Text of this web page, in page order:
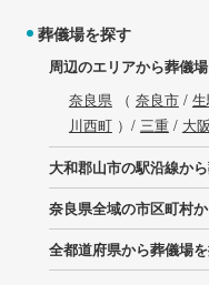
葬儀場を探す
周辺のエリアから葬儀
奈良県（ 奈良市/
川西町）/ 三重/ 大阪
大和郡山市の駅沿線か
奈良県全域の市区町村
全都道府県から葬儀場